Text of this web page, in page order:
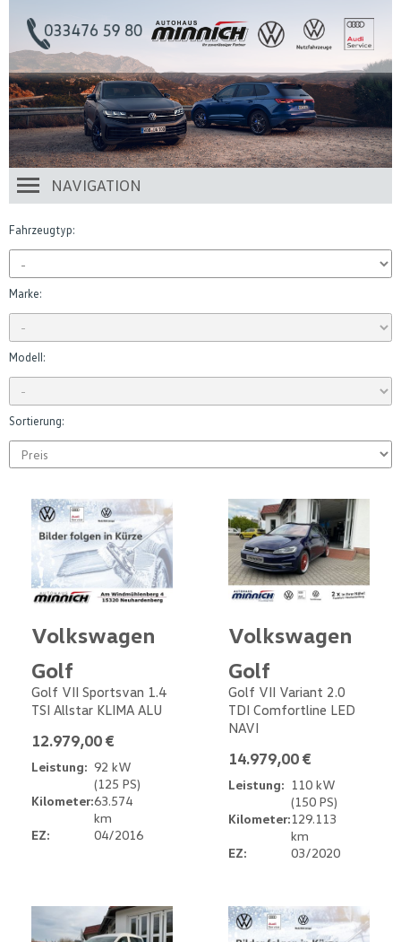
NAVIGATION
Fahrzeugtyp:
Marke:
Modell:
Sortierung:
Volkswagen
Golf
Golf VII Sportsvan 1.4
TSI Allstar KLIMA ALU
12.979,00 €
Leistung: 92 kW
(125 PS)
Kilometer:63.574
km
EZ:
04/2016
Volkswagen
Golf
Golf VII Variant 2.0
TDI Comfortline LED
NAVI
14.979,00 €
Leistung: 110 kW
(150 PS)
Kilometer:129.113
km
EZ:
03/2020